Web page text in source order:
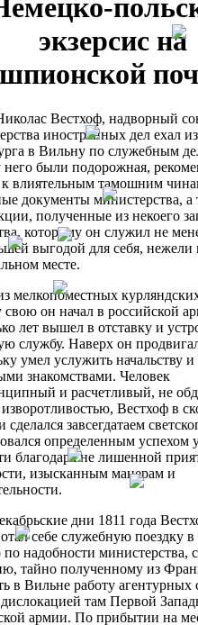
экзерсис на
шпионской
Вестхоф, надворный
иностранных дел ехал из
в Вильну по служебным
него были подорожная,
к влиятельным тамошним
документы министерства, а
полученные из некоего
которому он служил не
выгодой для себя, нежели
месте.
мелкопоместных
свою он начал в российской
лет вышел в отставку и
службу. Наверх он
умел услужить начальству и
знакомствами. Человек
и расчетливый, не
Вестхоф в
сделался завсегдатаем
определенным успехом
благодаря не лишенной
изысканным манерам и
дни 1811 года
себе служебную поездку
по надобности министерства,
тайно полученному из
в Вильне работу агентурных
дислокацией там Первой
армии. По прибытии на